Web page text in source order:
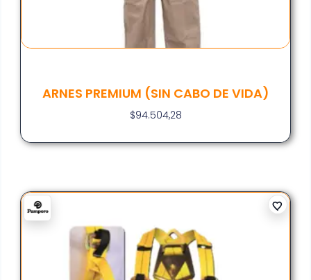
ARNES PREMIUM (SIN CABO DE VIDA)
$94.504,28